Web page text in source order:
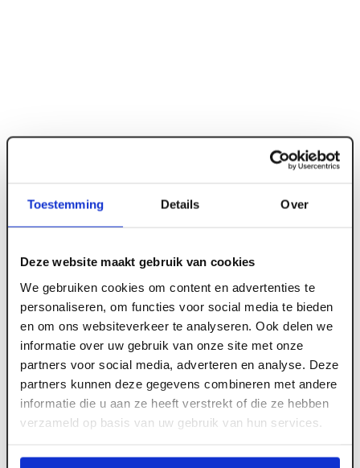
Toestemming Details Over
Deze website maakt gebruik van cookies
We gebruiken cookies om content en advertenties te
personaliseren, om functies voor social media te bieden
en om ons websiteverkeer te analyseren. Ook delen we
informatie over uw gebruik van onze site met onze
partners voor social media, adverteren en analyse. Deze
partners kunnen deze gegevens combineren met andere
informatie die u aan ze heeft verstrekt of die ze hebben
verzameld op basis van uw gebruik van hun services.
ART000743
stomp deurhoogte 2315 mm
Meld je aan of maak een account aan om toegang
te krijgen tot de prijzen.
Log in voor prijzen